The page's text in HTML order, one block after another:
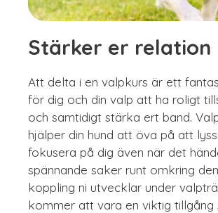
Stärker er relation
Att delta i en valpkurs är ett
för dig och din valp att ha roligt
och samtidigt stärka ert band.
hjälper din hund att öva på att
fokusera på dig även när det
spännande saker runt omkring
koppling ni utvecklar under
kommer att vara en viktig tillgång